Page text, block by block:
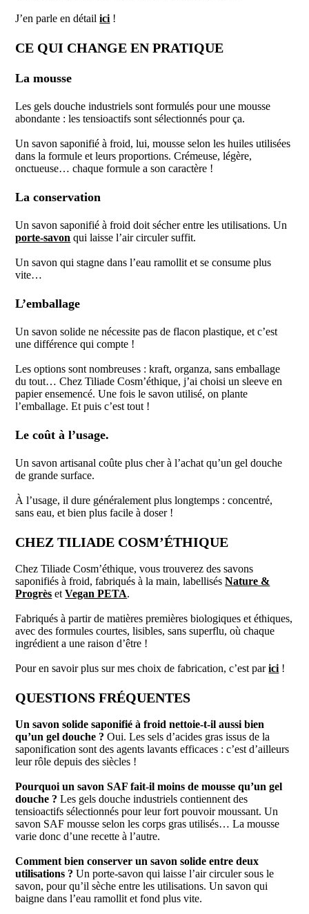
J’en parle en détailici !
CE QUI CHANGE EN PRATIQUE
La mousse
Les gels douche industriels sont formulés pour une mousse
abondante : les tensioactifs sont sélectionnés pour ça.
Un savon saponifié à froid, lui, mousse selon les huiles utilisées
dans la formule et leurs proportions. Crémeuse, légère,
onctueuse… chaque formule a son caractère !
La conservation
Un savon saponifié à froid doit sécher entre les utilisations. Un
porte-savon qui laisse l’air circuler suffit.
Un savon qui stagne dans l’eau ramollit et se consume plus
vite…
L’emballage
Un savon solide ne nécessite pas de flacon plastique, et c’est
une différence qui compte !
Les options sont nombreuses : kraft, organza, sans emballage
du tout… Chez Tiliade Cosm’éthique, j’ai choisi un sleeve en
papier ensemencé. Une fois le savon utilisé, on plante
l’emballage. Et puis c’est tout !
Le coût à l’usage.
Un savon artisanal coûte plus cher à l’achat qu’un gel douche
de grande surface.
À l’usage, il dure généralement plus longtemps : concentré,
sans eau, et bien plus facile à doser !
CHEZ TILIADE COSM’ÉTHIQUE
Chez Tiliade Cosm’éthique, vous trouverez des savons
saponifiés à froid, fabriqués à la main, labellisésNature &
Progrès etVegan PETA.
Fabriqués à partir de matières premières biologiques et éthiques,
avec des formules courtes, lisibles, sans superflu, où chaque
ingrédient a une raison d’être !
Pour en savoir plus sur mes choix de fabrication, c’est parici !
QUESTIONS FRÉQUENTES
Un savon solide saponifié à froid nettoie-t-il aussi bien
qu’un gel douche ? Oui. Les sels d’acides gras issus de la
saponification sont des agents lavants efficaces : c’est d’ailleurs
leur rôle depuis des siècles !
Pourquoi un savon SAF fait-il moins de mousse qu’un gel
douche ? Les gels douche industriels contiennent des
tensioactifs sélectionnés pour leur fort pouvoir moussant. Un
savon SAF mousse selon les corps gras utilisés… La mousse
varie donc d’une recette à l’autre.
Comment bien conserver un savon solide entre deux
utilisations ? Un porte-savon qui laisse l’air circuler sous le
savon, pour qu’il sèche entre les utilisations. Un savon qui
baigne dans l’eau ramollit et fond plus vite.